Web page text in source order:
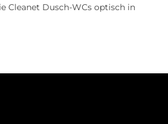
Cleanet Dusch-WCs optisch in